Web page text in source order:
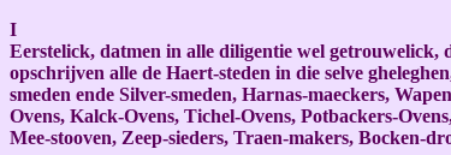
I
Eerstelick, datmen in alle diligentie wel getrouwelick,
opschrijven alle de Haert-steden in die selve
smeden ende Silver-smeden, Harnas-maeckers,
Ovens, Kalck-Ovens, Tichel-Ovens, Potbackers-
Mee-stooven, Zeep-sieders, Traen-makers, Bocken-